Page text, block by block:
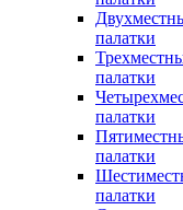
палатки
палатки
палатки
палатки
палатки